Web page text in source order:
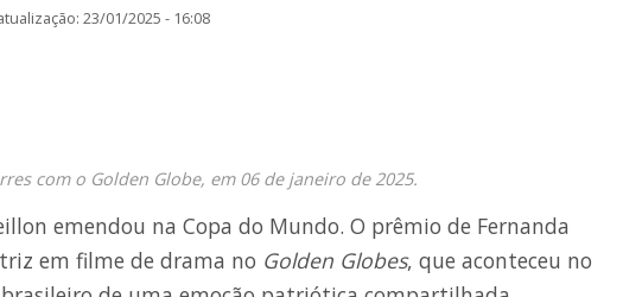
23/01/2025 - 16:08
com o Golden Globe, em 06 de janeiro de 2025.
emendou na Copa do Mundo. O prêmio de Fernanda
em filme de drama no Golden Globes, que aconteceu no